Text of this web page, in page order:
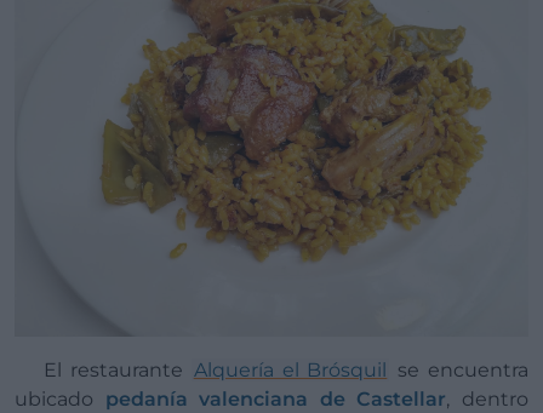
El restaurante Alquería el Brósquil se encuentra
ubicado pedanía valenciana de Castellar, dentro